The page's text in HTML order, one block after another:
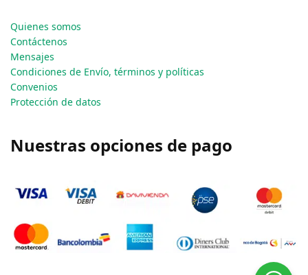
Quienes somos
Contáctenos
Mensajes
Condiciones de Envío, términos y políticas
Convenios
Protección de datos
Nuestras opciones de pago